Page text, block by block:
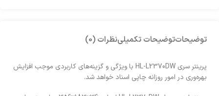
توضیحاتتوضیحات تکمیلینظرات (0)
پرینتر سری HL-L2370DW با ویژگی و گزینه‌های کاربردی موجب افزایش
بهره‌وری در امور روزانه چاپی اسناد خواهد شد.